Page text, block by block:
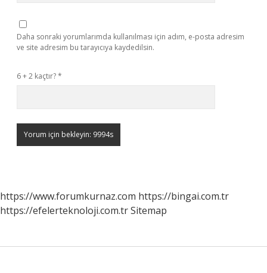
Daha sonraki yorumlarımda kullanılması için adım, e-posta adresim
ve site adresim bu tarayıcıya kaydedilsin.
6 + 2 kaçtır?*
https://www.forumkurnaz.com https://bingai.com.tr
https://efelerteknoloji.com.trSitemap